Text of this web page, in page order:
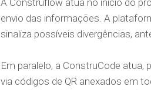
envio das informações. A
sinaliza possíveis divergências,
Em paralelo, a ConstruCode
via códigos de QR anexados em